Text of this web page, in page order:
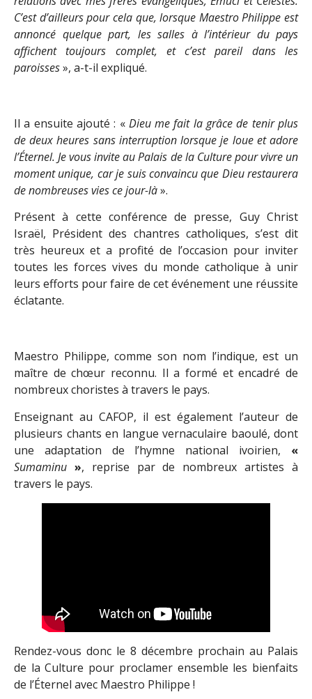
C’est d’ailleurs pour cela que, lorsque Maestro Philippe est
annoncé quelque part, les salles à l’intérieur du pays
affichent toujours complet, et c’est pareil dans les
paroisses», a-t-il expliqué.
Il a ensuite ajouté : « Dieu me fait la grâce de tenir plus
de deux heures sans interruption lorsque je loue et adore
l’Éternel. Je vous invite au Palais de la Culture pour vivre un
moment unique, car je suis convaincu que Dieu restaurera
de nombreuses vies ce jour-là».
Présent à cette conférence de presse, Guy Christ
Israël, Président des chantres catholiques, s’est dit
très heureux et a profité de l’occasion pour inviter
toutes les forces vives du monde catholique à unir
leurs efforts pour faire de cet événement une réussite
éclatante.
Maestro Philippe, comme son nom l’indique, est un
maître de chœur reconnu. Il a formé et encadré de
nombreux choristes à travers le pays.
Enseignant au CAFOP, il est également l’auteur de
plusieurs chants en langue vernaculaire baoulé, dont
une adaptation de l’hymne national ivoirien, «
Sumaminu », reprise par de nombreux artistes à
travers le pays.
Rendez-vous donc le 8 décembre prochain au Palais
de la Culture pour proclamer ensemble les bienfaits
de l’Éternel avec Maestro Philippe !